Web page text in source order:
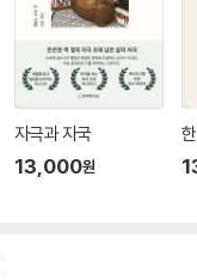
자극과 자국
13,000원